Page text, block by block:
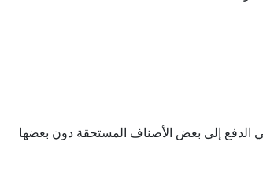
الدفع إلى بعض الأصناف المستحقة دون بعضها